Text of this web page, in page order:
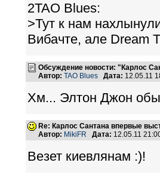
2TAO Blues:
>Тут к нам
Вибачте, але Dream
Обсуждение новости: "Карлос
Автор: TAO Blues Дата: 12.05.11
Хм... Элтон Джон
Re: Карлос Сантана впервые
Автор: MikiFR Дата: 12.05.11
Везет киевлянам :)!